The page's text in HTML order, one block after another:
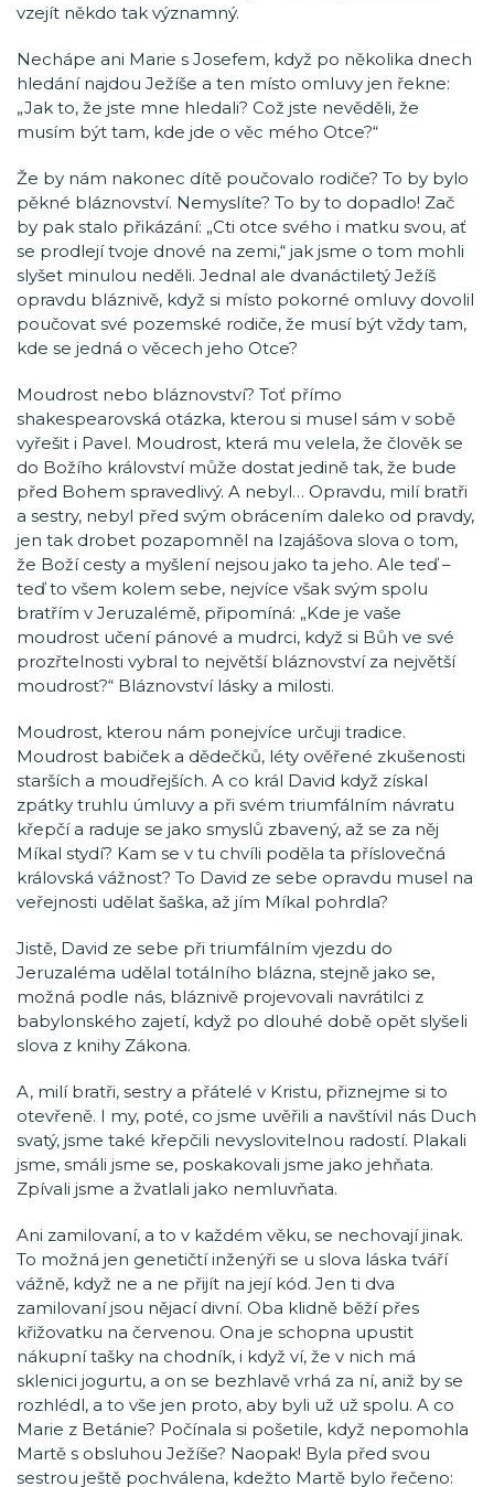
vzejít někdo tak významný.
Nechápe ani Marie s Josefem, když po několika dnech
hledání najdou Ježíše a ten místo omluvy jen řekne:
„Jak to, že jste mne hledali? Což jste nevěděli, že
musím být tam, kde jde o věc mého Otce?“
Že by nám nakonec dítě poučovalo rodiče? To by bylo
pěkné bláznovství. Nemyslíte? To by to dopadlo! Zač
by pak stalo přikázání: „Cti otce svého i matku svou, ať
se prodlejí tvoje dnové na zemi,“ jak jsme o tom mohli
slyšet minulou neděli. Jednal ale dvanáctiletý Ježíš
opravdu bláznivě, když si místo pokorné omluvy dovolil
poučovat své pozemské rodiče, že musí být vždy tam,
kde se jedná o věcech jeho Otce?
Moudrost nebo bláznovství? Toť přímo
shakespearovská otázka, kterou si musel sám v sobě
vyřešit i Pavel. Moudrost, která mu velela, že člověk se
do Božího království může dostat jedině tak, že bude
před Bohem spravedlivý. A nebyl… Opravdu, milí bratři
a sestry, nebyl před svým obrácením daleko od pravdy,
jen tak drobet pozapomněl na Izajášova slova o tom,
že Boží cesty a myšlení nejsou jako ta jeho. Ale teď –
teď to všem kolem sebe, nejvíce však svým spolu
bratřím v Jeruzalémě, připomíná: „Kde je vaše
moudrost učení pánové a mudrci, když si Bůh ve své
prozřtelnosti vybral to největší bláznovství za největší
moudrost?“ Bláznovství lásky a milosti.
Moudrost, kterou nám ponejvíce určuji tradice.
Moudrost babiček a dědečků, léty ověřené zkušenosti
starších a moudřejších. A co král David když získal
zpátky truhlu úmluvy a při svém triumfálním návratu
křepčí a raduje se jako smyslů zbavený, až se za něj
Míkal stydí? Kam se v tu chvíli poděla ta příslovečná
královská vážnost? To David ze sebe opravdu musel na
veřejnosti udělat šaška, až jím Míkal pohrdla?
Jistě, David ze sebe při triumfálním vjezdu do
Jeruzaléma udělal totálního blázna, stejně jako se,
možná podle nás, bláznivě projevovali navrátilci z
babylonského zajetí, když po dlouhé době opět slyšeli
slova z knihy Zákona.
A, milí bratři, sestry a přátelé v Kristu, přiznejme si to
otevřeně. I my, poté, co jsme uvěřili a navštívil nás Duch
svatý, jsme také křepčili nevyslovitelnou radostí. Plakali
jsme, smáli jsme se, poskakovali jsme jako jehňata.
Zpívali jsme a žvatlali jako nemluvňata.
Ani zamilovaní, a to v každém věku, se nechovají jinak.
To možná jen genetičtí inženýři se u slova láska tváří
vážně, když ne a ne přijít na její kód. Jen ti dva
zamilovaní jsou nějací divní. Oba klidně běží přes
křižovatku na červenou. Ona je schopna upustit
nákupní tašky na chodník, i když ví, že v nich má
sklenici jogurtu, a on se bezhlavě vrhá za ní, aniž by se
rozhlédl, a to vše jen proto, aby byli už už spolu. A co
Marie z Betánie? Počínala si pošetile, když nepomohla
Martě s obsluhou Ježíše? Naopak! Byla před svou
sestrou ještě pochválena, kdežto Martě bylo řečeno: